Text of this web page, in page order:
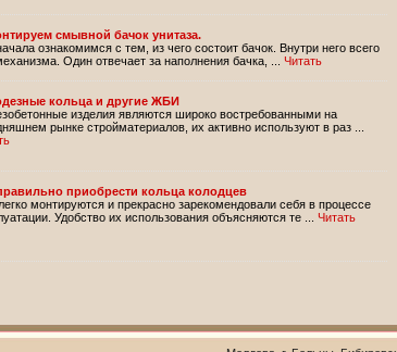
смывной бачок унитаза.
ознакомимся с тем, из чего состоит бачок. Внутри него всего
Один отвечает за наполнения бачка, ... Читать
кольца и другие ЖБИ
изделия являются широко востребованными на
рынке стройматериалов, их активно используют в раз ...
приобрести кольца колодцев
монтируются и прекрасно зарекомендовали себя в процессе
Удобство их использования объясняются те ... Читать